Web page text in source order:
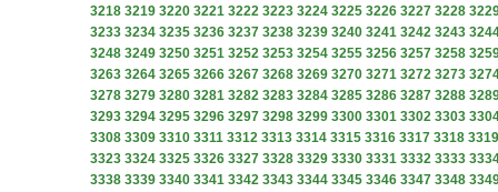
3218 3219 3220 3221 3222 3223 3224 3225 3226 3227 3228
3233 3234 3235 3236 3237 3238 3239 3240 3241 3242 3243
3248 3249 3250 3251 3252 3253 3254 3255 3256 3257 3258
3263 3264 3265 3266 3267 3268 3269 3270 3271 3272 3273
3278 3279 3280 3281 3282 3283 3284 3285 3286 3287 3288
3293 3294 3295 3296 3297 3298 3299 3300 3301 3302 3303
3308 3309 3310 3311 3312 3313 3314 3315 3316 3317 3318 3319
3323 3324 3325 3326 3327 3328 3329 3330 3331 3332 3333
3338 3339 3340 3341 3342 3343 3344 3345 3346 3347 3348